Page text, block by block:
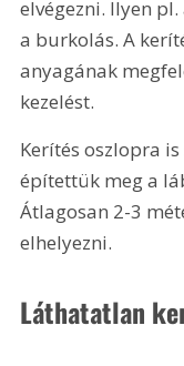
elvégezni. Ilyen
a burkolás. A
anyagának
kezelést.
Kerítés oszlopra
építettük meg a
Átlagosan 2-3
elhelyezni.
Láthatatlan